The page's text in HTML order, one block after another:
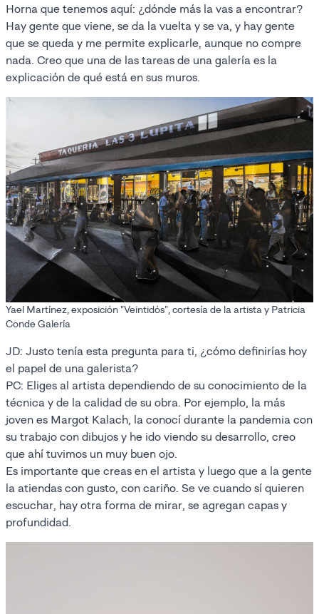
Horna que tenemos aquí: ¿dónde más la vas a encontrar?
Hay gente que viene, se da la vuelta y se va, y hay gente
que se queda y me permite explicarle, aunque no compre
nada. Creo que una de las tareas de una galería es la
explicación de qué está en sus muros.
Yael Martínez, exposición "Veintidós", cortesía de la artista y Patricia
Conde Galería
JD: Justo tenía esta pregunta para ti, ¿cómo definirías hoy
el papel de una galerista?
PC: Eliges al artista dependiendo de su conocimiento de la
técnica y de la calidad de su obra. Por ejemplo, la más
joven es Margot Kalach, la conocí durante la pandemia con
su trabajo con dibujos y he ido viendo su desarrollo, creo
que ahí tuvimos un muy buen ojo.
Es importante que creas en el artista y luego que a la gente
la atiendas con gusto, con cariño. Se ve cuando sí quieren
escuchar, hay otra forma de mirar, se agregan capas y
profundidad.